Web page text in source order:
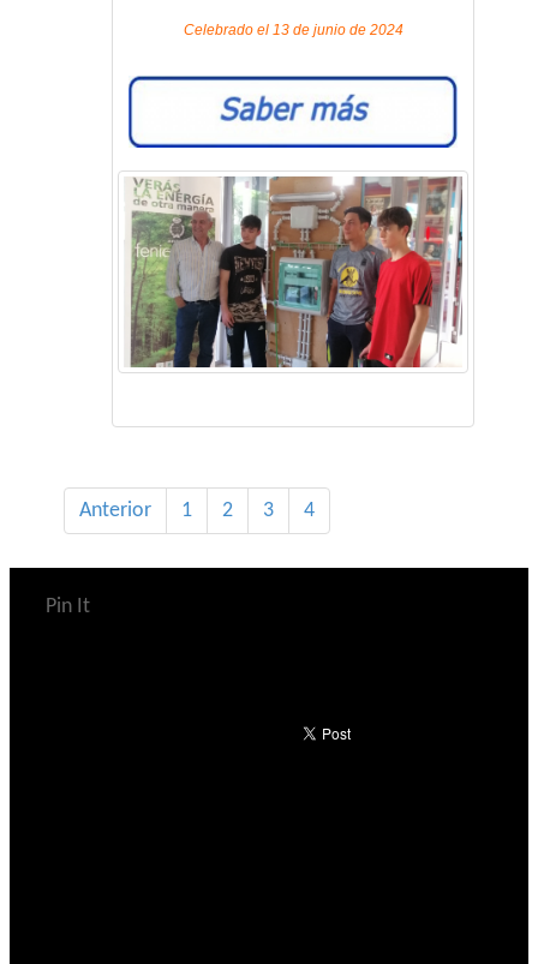
Celebrado el 13 de junio de 2024
Anterior 1 2 3 4
Pin It